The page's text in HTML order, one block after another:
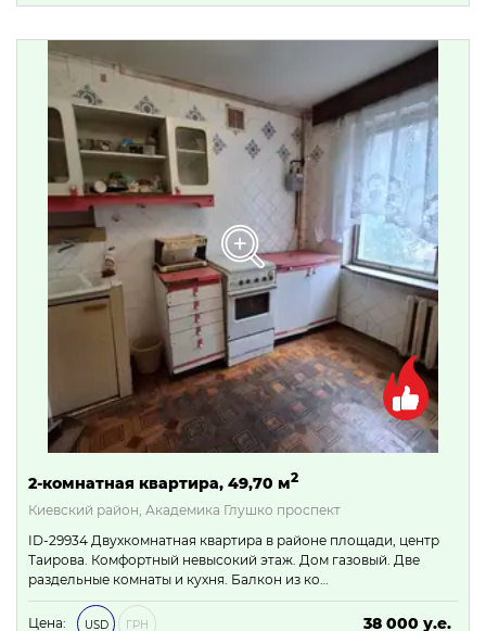
2-комнатная квартира, 49,70 м2
Киевский район, Академика Глушко проспект
ID-29934 Двухкомнатная квартира в районе площади, центр
Таирова. Комфортный невысокий этаж. Дом газовый. Две
раздельные комнаты и кухня. Балкон из ко…
Цена: USD ГРН 38 000 у.е.